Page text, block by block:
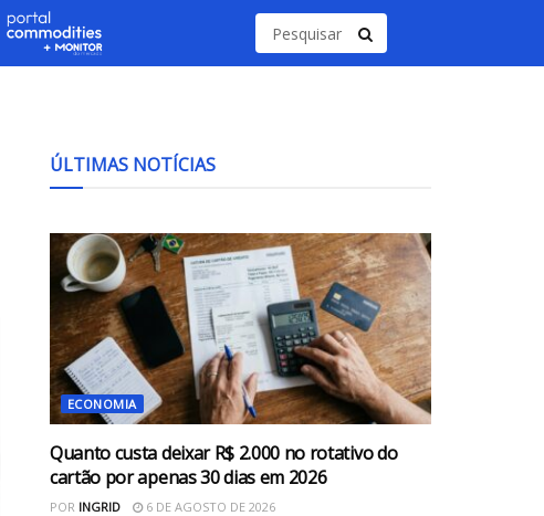
ÚLTIMAS NOTÍCIAS
ECONOMIA
Quanto custa deixar R$ 2.000 no rotativo do
cartão por apenas 30 dias em 2026
POR INGRID 6 DE AGOSTO DE 2026